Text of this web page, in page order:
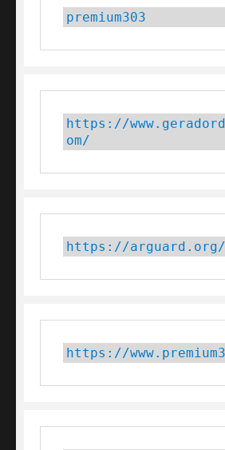
premium303
https://
om/
https://arguard.org/
https://